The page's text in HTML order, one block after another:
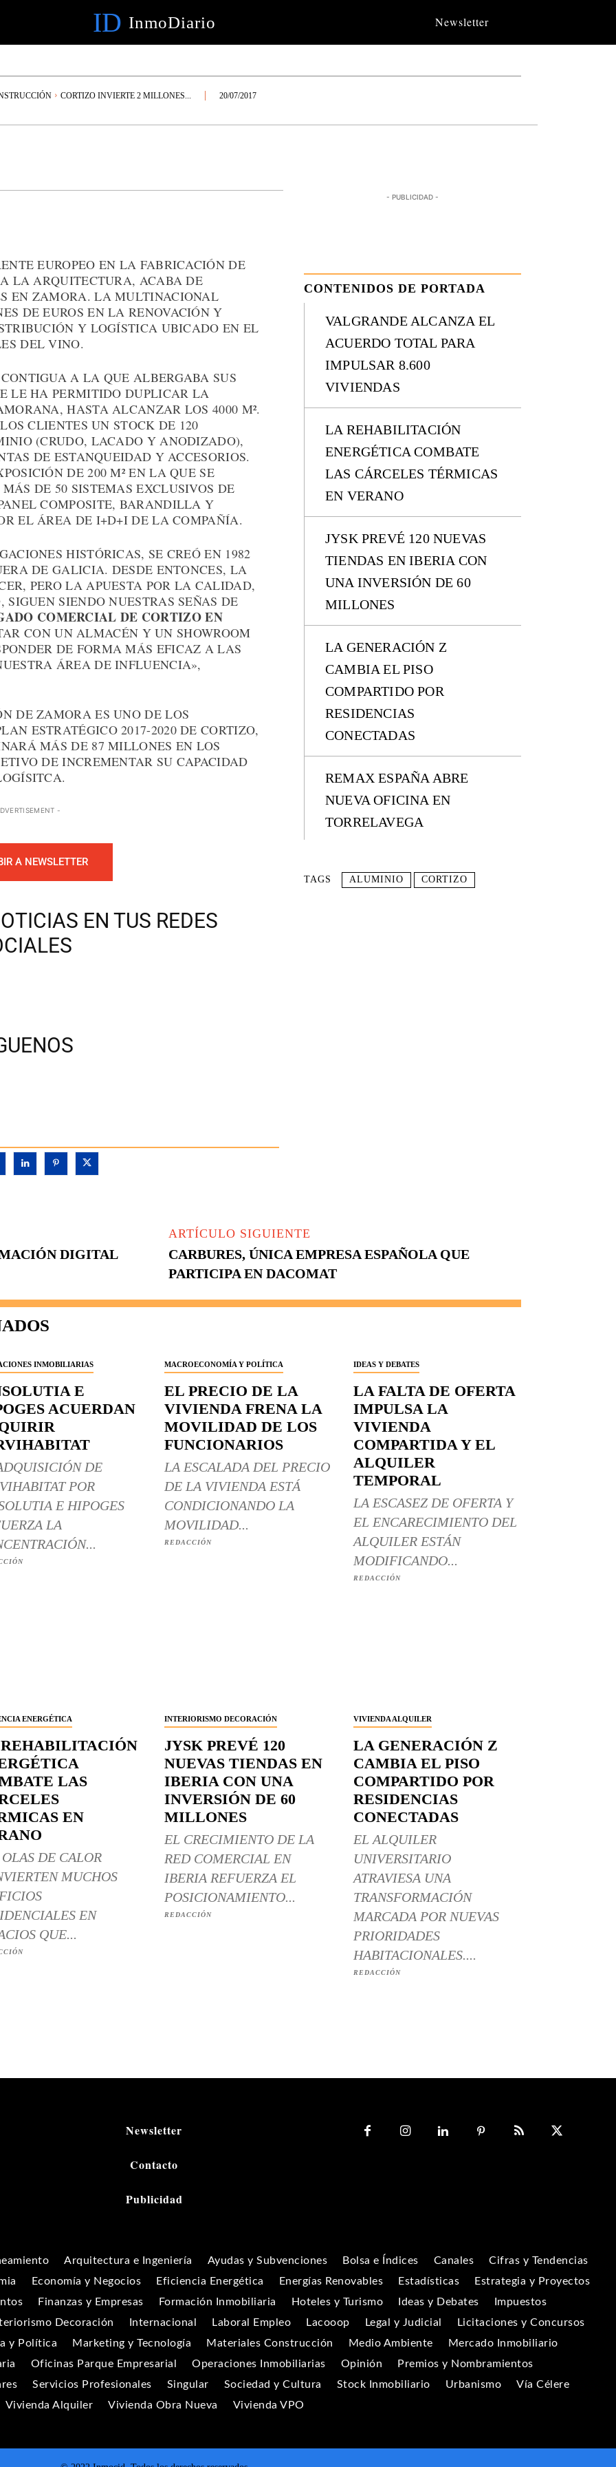
ID InmoDiario Newsletter
CORTIZO INVIERTE 2 MILLONES... 20/07/2017
EUROPEO EN LA FABRICACIÓN DE
LA ARQUITECTURA, ACABA DE
EN ZAMORA. LA MULTINACIONAL
DE EUROS EN LA RENOVACIÓN Y
Y LOGÍSTICA UBICADO EN EL
DEL VINO.
A LA QUE ALBERGABA SUS
LE HA PERMITIDO DUPLICAR LA
HASTA ALCANZAR LOS 4000 M².
CLIENTES UN STOCK DE 120
(CRUDO, LACADO Y ANODIZADO),
DE ESTANQUEIDAD Y ACCESORIOS.
DE 200 M² EN LA QUE SE
DE 50 SISTEMAS EXCLUSIVOS DE
COMPOSITE, BARANDILLA Y
EL ÁREA DE I+D+I DE LA COMPAÑÍA.
HISTÓRICAS, SE CREÓ EN 1982
DE GALICIA. DESDE ENTONCES, LA
PERO LA APUESTA POR LA CALIDAD,
SIENDO NUESTRAS SEÑAS DE
COMERCIAL DE CORTIZO EN
CON UN ALMACÉN Y UN SHOWROOM
DE FORMA MÁS EFICAZ A LAS
ÁREA DE INFLUENCIA»,
DE ZAMORA ES UNO DE LOS
ESTRATÉGICO 2017-2020 DE CORTIZO,
MÁS DE 87 MILLONES EN LOS
DE INCREMENTAR SU CAPACIDAD
-
A NEWSLETTER
EN TUS REDES
- PUBLICIDAD -
CONTENIDOS DE PORTADA
VALGRANDE ALCANZA EL
ACUERDO TOTAL PARA
IMPULSAR 8.600
VIVIENDAS
LA REHABILITACIÓN
ENERGÉTICA COMBATE
LAS CÁRCELES TÉRMICAS
EN VERANO
JYSK PREVÉ 120 NUEVAS
TIENDAS EN IBERIA CON
UNA INVERSIÓN DE 60
MILLONES
LA GENERACIÓN Z
CAMBIA EL PISO
COMPARTIDO POR
RESIDENCIAS
CONECTADAS
REMAX ESPAÑA ABRE
NUEVA OFICINA EN
TORRELAVEGA
TAGS ALUMINIO CORTIZO
DIGITAL
ARTÍCULO SIGUIENTE
CARBURES, ÚNICA EMPRESA ESPAÑOLA QUE
PARTICIPA EN DACOMAT
INMOBILIARIAS
E
ACUERDAN
DE
POR
E HIPOGES
LA
MACROECONOMÍA Y POLÍTICA
EL PRECIO DE LA
VIVIENDA FRENA LA
MOVILIDAD DE LOS
FUNCIONARIOS
LA ESCALADA DEL PRECIO
DE LA VIVIENDA ESTÁ
CONDICIONANDO LA
MOVILIDAD...
REDACCIÓN
IDEAS Y DEBATES
LA FALTA DE OFERTA
IMPULSA LA
VIVIENDA
COMPARTIDA Y EL
ALQUILER
TEMPORAL
LA ESCASEZ DE OFERTA Y
EL ENCARECIMIENTO DEL
ALQUILER ESTÁN
MODIFICANDO...
REDACCIÓN
ENERGÉTICA
LAS
EN
DE CALOR
MUCHOS
EN
QUE...
INTERIORISMO DECORACIÓN
JYSK PREVÉ 120
NUEVAS TIENDAS EN
IBERIA CON UNA
INVERSIÓN DE 60
MILLONES
EL CRECIMIENTO DE LA
RED COMERCIAL EN
IBERIA REFUERZA EL
POSICIONAMIENTO...
REDACCIÓN
VIVIENDA ALQUILER
LA GENERACIÓN Z
CAMBIA EL PISO
COMPARTIDO POR
RESIDENCIAS
CONECTADAS
EL ALQUILER
UNIVERSITARIO
ATRAVIESA UNA
TRANSFORMACIÓN
MARCADA POR NUEVAS
PRIORIDADES
HABITACIONALES....
REDACCIÓN
Newsletter
Contacto
Publicidad
Arquitectura e Ingeniería Ayudas y Subvenciones Bolsa e Índices Canales
Cifras y Tendencias
Economía y Negocios Eficiencia Energética Energías Renovables Estadísticas
Estrategia y Proyectos
Finanzas y Empresas Formación Inmobiliaria Hoteles y Turismo Ideas y Debates
Impuestos
Decoración
Internacional Laboral Empleo Lacooop Legal y Judicial
Licitaciones y Concursos
y Política
Marketing y Tecnología Materiales Construcción Medio Ambiente
Mercado Inmobiliario
Oficinas Parque Empresarial Operaciones Inmobiliarias Opinión
Premios y Nombramientos
Servicios Profesionales Singular Sociedad y Cultura Stock Inmobiliario Urbanismo
Vía Célere
Vivienda Alquiler
Vivienda Obra Nueva Vivienda VPO